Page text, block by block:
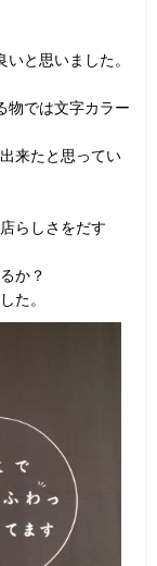
と思いました。
物では文字カラー
来たと思ってい
らしさをだす
か？
た。